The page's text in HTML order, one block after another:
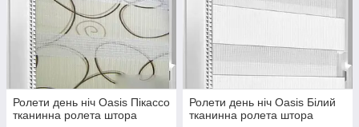
Ролети день ніч Oasis Пікассо
тканинна ролета штора
Ролети день ніч Oasis Білий
тканинна ролета штора